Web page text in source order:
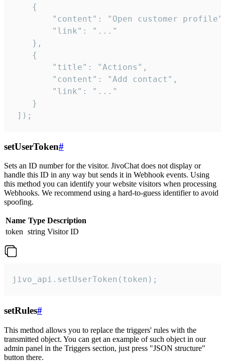
    {
"content": "Open customer
        "link": "..."
    },
    {
        "title": "Actions",
        "content": "Add contact",
        "link": "..."
    }
]);
setUserToken#
Sets an ID number for the visitor. JivoChat does not display or
handle this ID in any way but sends it in Webhook events. Using
this method you can identify your website visitors when processing
Webhooks. We recommend using a hard-to-guess identifier to avoid
spoofing.
Name Type Description
token string Visitor ID
jivo_api.setUserToken(token);
setRules#
This method allows you to replace the triggers' rules with the
transmitted object. You can get an example of such object in our
admin panel in the Triggers section, just press "JSON structure"
button there.